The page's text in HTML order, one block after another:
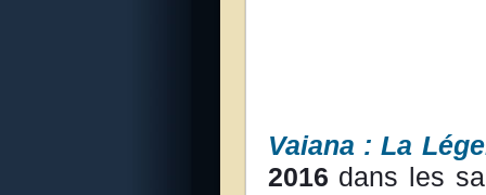
Vaiana : La
2016 dans les